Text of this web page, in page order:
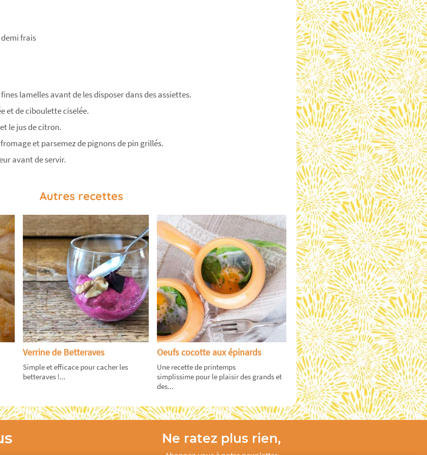
frais
lamelles avant de les disposer dans des assiettes.
et de ciboulette ciselée.
le jus de citron.
et parsemez de pignons de pin grillés.
avant de servir.
Autres recettes
Verrine de Betteraves
Simple et efficace pour cacher les
betteraves !...
Oeufs cocotte aux épinards
Une recette de printemps
simplissime pour le plaisir des grands et
des...
Ne ratez plus rien,